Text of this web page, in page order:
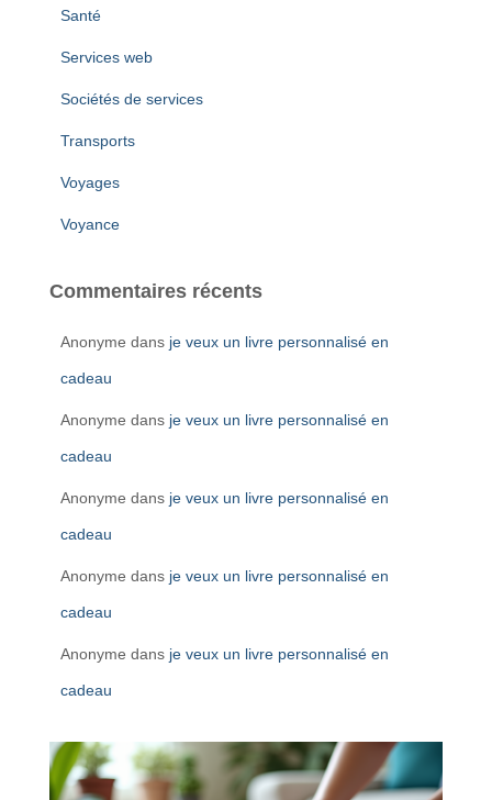
Santé
Services web
Sociétés de services
Transports
Voyages
Voyance
Commentaires récents
Anonyme dans je veux un livre personnalisé en
cadeau
Anonyme dans je veux un livre personnalisé en
cadeau
Anonyme dans je veux un livre personnalisé en
cadeau
Anonyme dans je veux un livre personnalisé en
cadeau
Anonyme dans je veux un livre personnalisé en
cadeau